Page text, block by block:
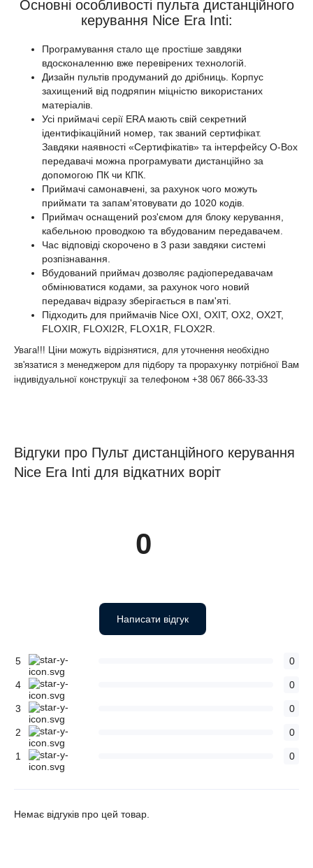
Основні особливості пульта дистанційного
керування Nice Era Inti:
Програмування стало ще простіше завдяки
вдосконаленню вже перевірених технологій.
Дизайн пультів продуманий до дрібниць. Корпус
захищений від подряпин міцністю використаних
матеріалів.
Усі приймачі серії ERA мають свій секретний
ідентифікаційний номер, так званий сертифікат.
Завдяки наявності «Сертифікатів» та інтерфейсу О-Вох
передавачі можна програмувати дистанційно за
допомогою ПК чи КПК.
Приймачі самонавчені, за рахунок чого можуть
приймати та запам'ятовувати до 1020 кодів.
Приймач оснащений роз'ємом для блоку керування,
кабельною проводкою та вбудованим передавачем.
Час відповіді скорочено в 3 рази завдяки системі
розпізнавання.
Вбудований приймач дозволяє радіопередавачам
обмінюватися кодами, за рахунок чого новий
передавач відразу зберігається в пам'яті.
Підходить для приймачів Nice OXI, OXIT, OX2, OX2T,
FLOXIR, FLOXI2R, FLOX1R, FLOX2R.
Увага!!! Ціни можуть відрізнятися, для уточнення необхідно
зв'язатися з менеджером для підбору та прорахунку потрібної Вам
індивідуальної конструкції за телефоном +38 067 866-33-33
Відгуки про Пульт дистанційного керування
Nice Era Inti для відкатних воріт
0
Написати відгук
5 0
4 0
3 0
2 0
1 0
Немає відгуків про цей товар.